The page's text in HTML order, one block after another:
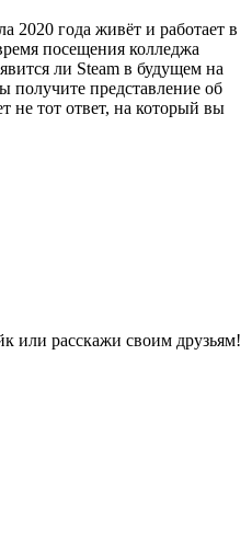
2020 года живёт и работает в
посещения колледжа
ли Steam в будущем на
получите представление об
не тот ответ, на который вы
или расскажи своим друзьям!